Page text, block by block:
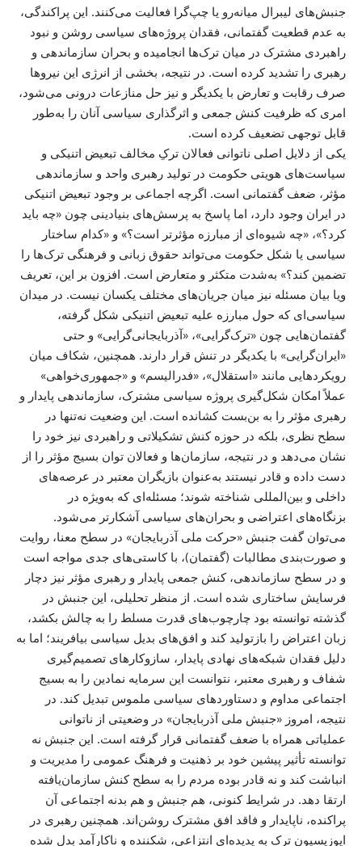
جنبش‌های لیبرال میانه‌رو یا چپ‌گرا فعالیت می‌کنند. این پراکندگی،
به عدم قطعیت گفتمانی، فقدان پروژه‌های سیاسی روشن و نبود
راهبردی مشترک در میان ترک‌ها انجامیده و بحران سازماندهی و
رهبری را تشدید کرده است. در نتیجه، بخشی از انرژی این نیروها
صرف رقابت و تعارض با یکدیگر و نیز حل منازعات درونی می‌شود،
امری که ظرفیت کنش جمعی و اثرگذاری سیاسی آنان را به‌طور
قابل توجهی تضعیف کرده است.
یکی از دلایل اصلی ناتوانی فعالان ترکِ مخالف تبعیض اتنیکی و
سیاست‌های هویتی حکومت در تولید رهبری واحد و سازماندهی
مؤثر، ضعف گفتمانی است. اگرچه اجماعی بر وجود تبعیض اتنیکی
در ایران وجود دارد، اما پاسخ به پرسش‌های بنیادینی چون «چه باید
کرد؟»، «چه شیوه‌ای از مبارزه مؤثرتر است؟» و «کدام ساختار
سیاسی یا شکل حکومت می‌تواند حقوق زبانی و فرهنگی ترک‌ها را
تضمین کند؟» به‌شدت متکثر و متعارض است. افزون بر این، تعریف
ویا بیان مسئله نیز میان جریان‌های مختلف یکسان نیست. در میدان
سیاسی‌ای که حول مبارزه علیه تبعیض اتنیکی شکل گرفته،
گفتمان‌هایی چون «ترک‌گرایی»، «آذربایجانی‌گرایی» و حتی
«ایران‌گرایی» با یکدیگر در تنش قرار دارند. همچنین، شکاف میان
رویکردهایی مانند «استقلال»، «فدرالیسم» و «جمهوری‌خواهی»
عملاً امکان شکل‌گیری پروژه سیاسی مشترک، سازماندهی پایدار و
رهبری مؤثر را به بن‌بست کشانده است. این وضعیت نه‌تنها در
سطح نظری، بلکه در حوزه کنش تشکیلاتی و راهبردی نیز خود را
نشان می‌دهد و در نتیجه، سازمان‌ها و فعالان توان بسیج مؤثر را از
دست داده و قادر نیستند به‌عنوان بازیگران معتبر در عرصه‌های
داخلی و بین‌المللی شناخته شوند؛ مسئله‌ای که به‌ویژه در
بزنگاه‌های اعتراضی و بحران‌های سیاسی آشکارتر می‌شود.
می‌توان گفت جنبش «حرکت ملی آذربایجان» در سطح معنا، روایت
و صورت‌بندی مطالبات (گفتمان)، با کاستی‌های جدی مواجه است
و در سطح سازماندهی، کنش جمعی پایدار و رهبری مؤثر نیز دچار
فرسایش ساختاری شده است. از منظر تحلیلی، این جنبش در
گذشته توانسته بود چارچوب‌های قدرت مسلط را به چالش بکشد،
زبان اعتراض را بازتولید کند و افق‌های بدیل سیاسی بیافریند؛ اما به
دلیل فقدان شبکه‌های نهادی پایدار، سازوکارهای تصمیم‌گیری
شفاف و رهبری معتبر، نتوانست این سرمایه نمادین را به بسیج
اجتماعی مداوم و دستاوردهای سیاسی ملموس تبدیل کند. در
نتیجه، امروز «جنبش ملی آذربایجان» در وضعیتی از ناتوانی
عملیاتی همراه با ضعف گفتمانی قرار گرفته است. این جنبش نه
توانسته تأثیر پیشین خود بر ذهنیت و فرهنگ عمومی را مدیریت و
انباشت کند و نه قادر بوده مردم را به سطح کنش سازمان‌یافته
ارتقا دهد. در شرایط کنونی، هم جنبش و هم بدنه اجتماعی آن
پراکنده، ناپایدار و فاقد افق مشترک روشن‌اند. همچنین رهبری در
اپوزیسیون ترک به پدیده‌ای انتزاعی، شکننده و ناکارآمد بدل شده